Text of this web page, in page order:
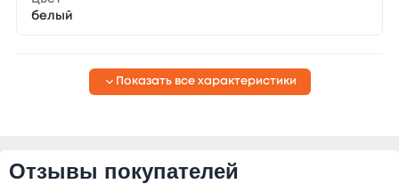
белый
Показать все характеристики
Отзывы покупателей